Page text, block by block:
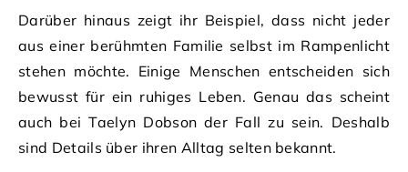
Darüber hinaus zeigt ihr Beispiel, dass nicht jeder
aus einer berühmten Familie selbst im Rampenlicht
stehen möchte. Einige Menschen entscheiden sich
bewusst für ein ruhiges Leben. Genau das scheint
auch bei Taelyn Dobson der Fall zu sein. Deshalb
sind Details über ihren Alltag selten bekannt.